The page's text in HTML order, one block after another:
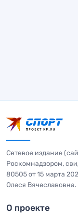
Сетевое издание
Роскомнадзором,
80505 от 15 марта
Олеся Вячеславовна.
О проекте